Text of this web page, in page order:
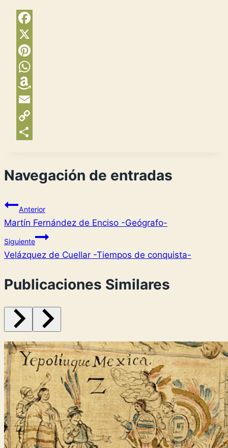
Facebook
X
Pinterest
WhatsApp
Amazon
Wish
List
Email
Copy
Navegación de entradas
Anterior
Martín Fernández de Enciso -Geógrafo-
Siguiente
Velázquez de Cuellar -Tiempos de conquista-
Publicaciones Similares